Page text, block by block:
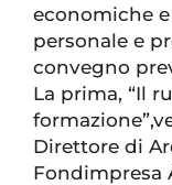
economiche
personale e
convegno
La prima, “Il
Direttore di
Fondimpresa